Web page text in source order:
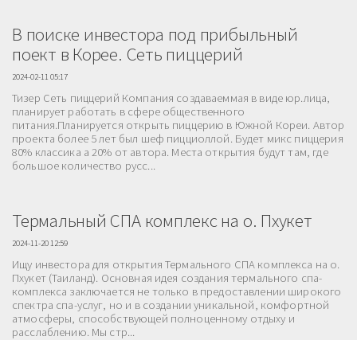
В поиске инвестора под прибыльный
поект в Корее. Сеть пиццерий
2024-02-11 05:17
Тизер Сеть пиццерий Компания создаваеммая в виде юр.лица,
планирует работать в сфере общественного
питания.Планируется открыть пиццерию в Южной Кореи. Автор
проекта более 5 лет был шеф пицциоллой. Будет микс пиццерия
80% классика а 20% от автора. Места открытия будут там, где
большое количество русс...
Термальный СПА комплекс на о. Пхукет
2024-11-20 12:59
Ищу инвестора для открытия Термального СПА комплекса на о.
Пхукет (Таиланд). Основная идея создания термального спа-
комплекса заключается не только в предоставлении широкого
спектра спа-услуг, но и в создании уникальной, комфортной
атмосферы, способствующей полноценному отдыху и
расслаблению. Мы стр...